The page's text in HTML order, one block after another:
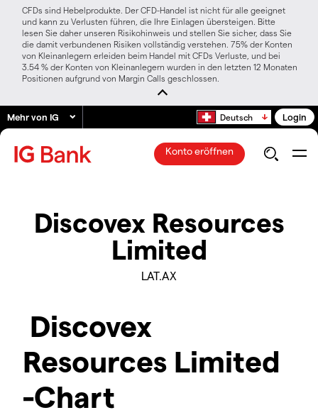
CFDs sind Hebelprodukte. Der CFD-Handel ist nicht für alle geeignet
und kann zu Verlusten führen, die Ihre Einlagen übersteigen. Bitte
lesen Sie daher unseren Risikohinweis und stellen Sie sicher, dass Sie
die damit verbundenen Risiken vollständig verstehen. 75% der Konten
von Kleinanlegern erleiden beim Handel mit CFDs Verluste, und bei
3.54 % der Konten von Kleinanlegern wurden in den letzten 12 Monaten
Positionen aufgrund von Margin Calls geschlossen.
Mehr von IG Deutsch Login
Konto eröffnen
Discovex Resources
Limited
LAT.AX
Discovex
Resources Limited
-Chart